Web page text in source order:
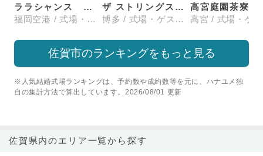
ララシャンス 博多の森
福岡空港 / 式場・ゲストハウス
ザ ストリングス 博多
博多 / 式場・ゲストハウス
高宮庭園茶寮
佐賀市のランキングをもっと見る
※人気結婚式場ランキングは、予約数や成約数等を元に、ハナユメ独
自の集計方法で算出しています。2026/08/01 更新
佐賀県内のエリア一覧から探す